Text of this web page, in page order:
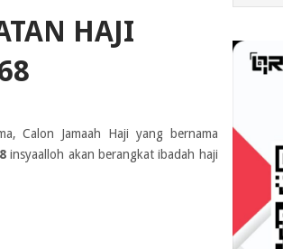
HAJI
Calon Jamaah Haji yang bernama
insyaalloh akan berangkat ibadah haji